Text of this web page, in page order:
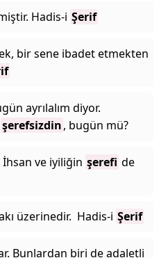
Hadis-i Şerif
bir sene ibadet etmekten
ayrılalım diyor.
şerefsizdin, bugün mü?
İhsan ve iyiliğin şerefi de
üzerinedir. Hadis-i Şerif
Bunlardan biri de adaletli